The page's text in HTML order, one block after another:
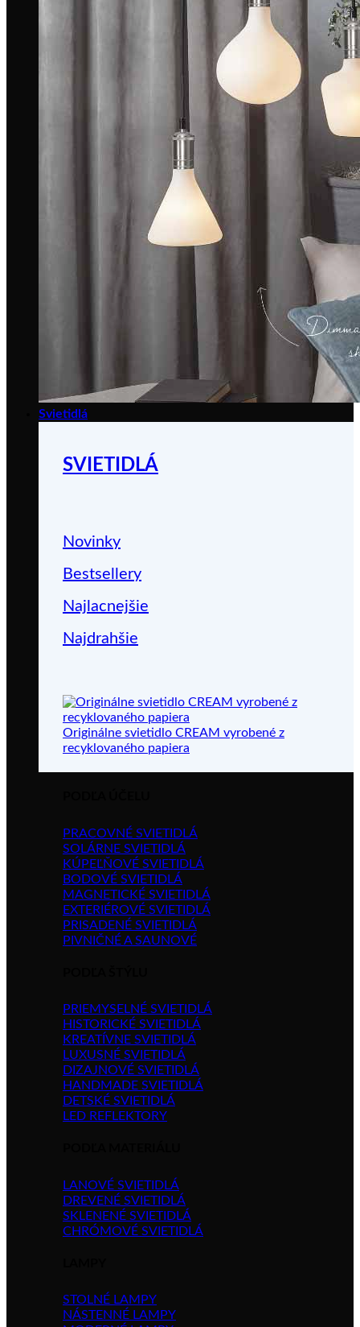
Svietidlá
SVIETIDLÁ
Novinky
Bestsellery
Najlacnejšie
Najdrahšie
Originálne svietidlo CREAM vyrobené z
recyklovaného papiera
PRACOVNÉ SVIETIDLÁ
SOLÁRNE SVIETIDLÁ
KÚPEĽŇOVÉ SVIETIDLÁ
BODOVÉ SVIETIDLÁ
MAGNETICKÉ SVIETIDLÁ
EXTERIÉROVÉ SVIETIDLÁ
PRISADENÉ SVIETIDLÁ
PIVNIČNÉ A SAUNOVÉ
PRIEMYSELNÉ SVIETIDLÁ
HISTORICKÉ SVIETIDLÁ
KREATÍVNE SVIETIDLÁ
LUXUSNÉ SVIETIDLÁ
DIZAJNOVÉ SVIETIDLÁ
HANDMADE SVIETIDLÁ
DETSKÉ SVIETIDLÁ
LED REFLEKTORY
LANOVÉ SVIETIDLÁ
DREVENÉ SVIETIDLÁ
SKLENENÉ SVIETIDLÁ
CHRÓMOVÉ SVIETIDLÁ
STOLNÉ LAMPY
NÁSTENNÉ LAMPY